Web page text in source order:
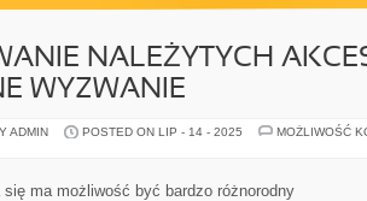
NALEŻYTYCH
WYZWANIE
ADMIN POSTED ON LIP - 14 - 2025
MOŻLIWOŚĆ
się ma możliwość być bardzo różnorodny